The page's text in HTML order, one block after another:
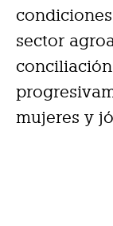
sector
mujeres y